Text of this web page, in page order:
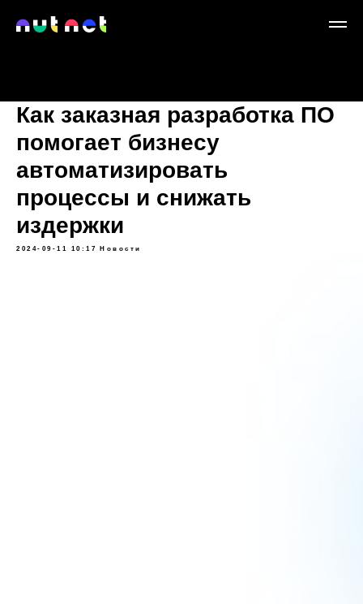
Как заказная разработка ПО
помогает бизнесу
автоматизировать
процессы и снижать
издержки
2024-09-11 10:17 Новости